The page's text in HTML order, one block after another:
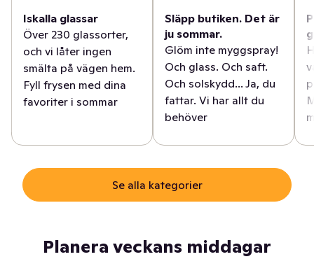
Iskalla glassar
Över 230 glassorter,
och vi låter ingen
smälta på vägen hem.
Fyll frysen med dina
favoriter i sommar
Släpp butiken. Det är
ju sommar.
Glöm inte myggspray!
Och glass. Och saft.
Och solskydd... Ja, du
fattar. Vi har allt du
behöver
Se alla kategorier
Planera veckans middagar